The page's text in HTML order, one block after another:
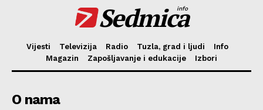
Sedmica
info
Vijesti Televizija Radio Tuzla, grad i ljudi
Info
Magazin
Zapošljavanje i edukacije Izbori
O nama